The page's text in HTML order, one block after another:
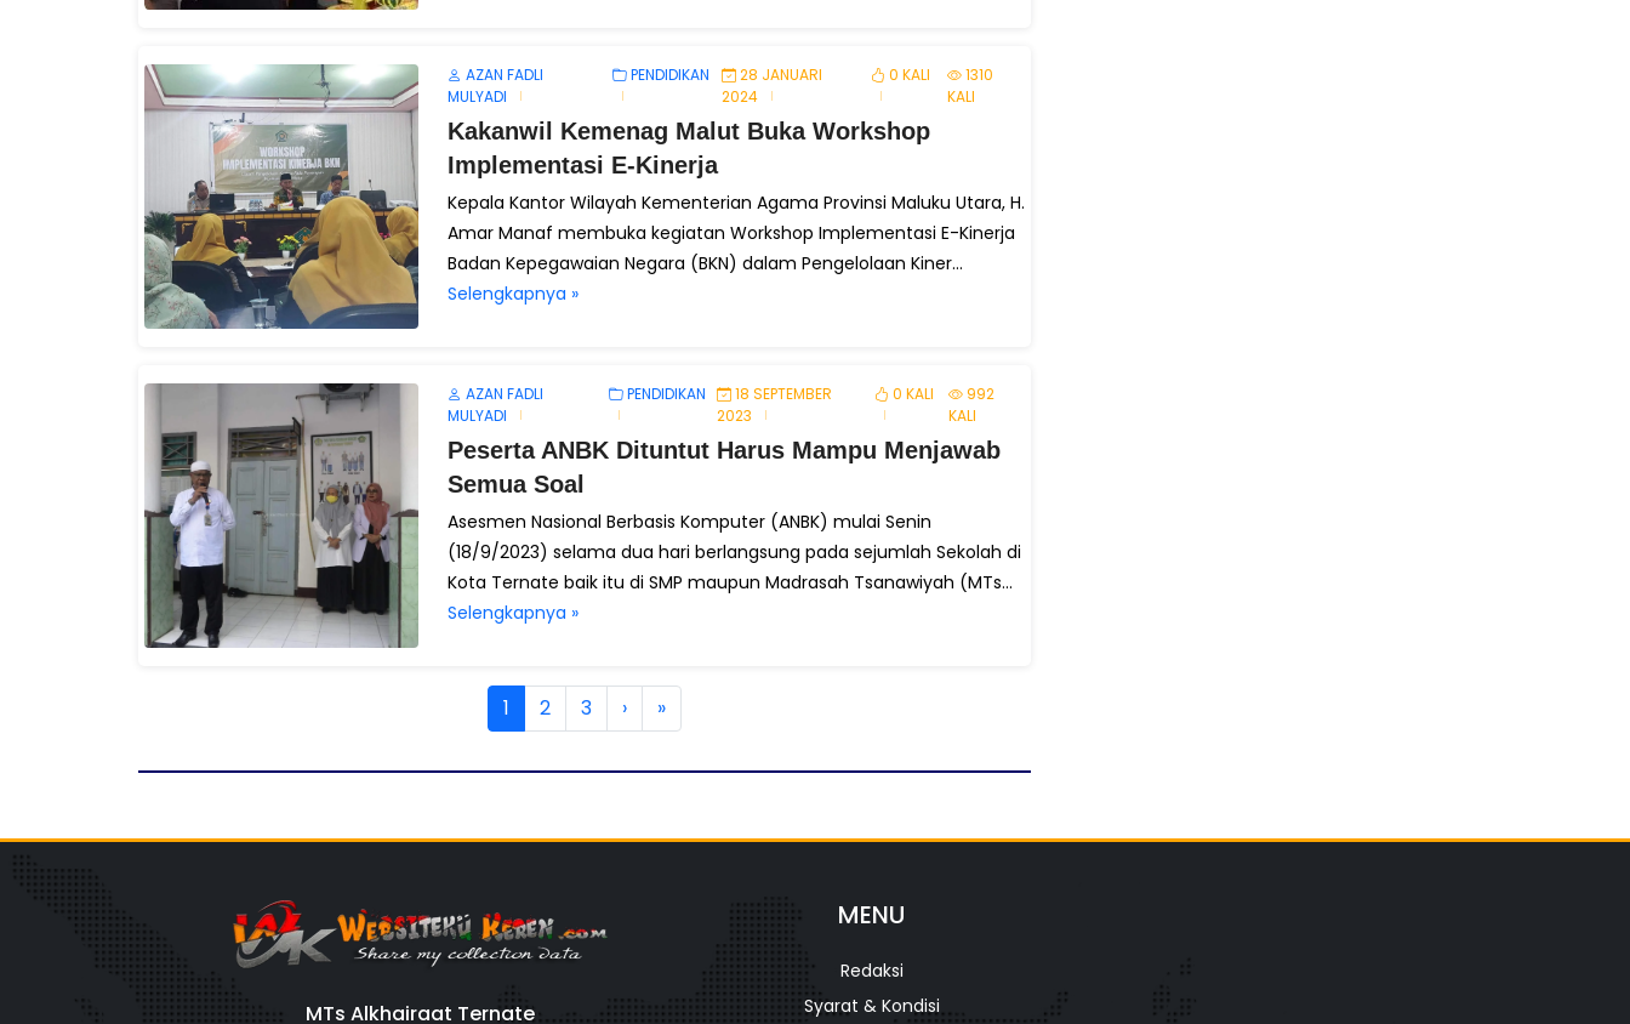
AZAN FADLI
MULYADI
PENDIDIKAN
28 JANUARI
2024
0 KALI
1310
KALI
Kakanwil Kemenag Malut Buka Workshop
Implementasi E-Kinerja
Kepala Kantor Wilayah Kementerian Agama Provinsi Maluku Utara, H.
Amar Manaf membuka kegiatan Workshop Implementasi E-Kinerja
Badan Kepegawaian Negara (BKN) dalam Pengelolaan Kiner...
Selengkapnya »
AZAN FADLI
MULYADI
PENDIDIKAN
18 SEPTEMBER
2023
0 KALI
992
KALI
Peserta ANBK Dituntut Harus Mampu Menjawab
Semua Soal
Asesmen Nasional Berbasis Komputer (ANBK) mulai Senin
(18/9/2023) selama dua hari berlangsung pada sejumlah Sekolah di
Kota Ternate baik itu di SMP maupun Madrasah Tsanawiyah (MTs...
Selengkapnya »
1 2 3 › »
MTs Alkhairaat Ternate
MENU
Redaksi
Syarat & Kondisi